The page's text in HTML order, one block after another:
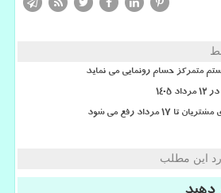
متمرکز حسام رونمایی می نماید
رفع می شود
این مطلب